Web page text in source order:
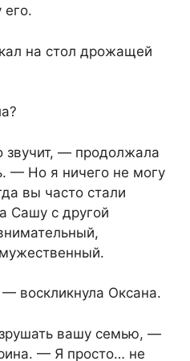
на стол дрожащей
— продолжала
— Но я ничего не могу
вы часто стали
Сашу с другой
воскликнула Оксана.
вашу семью, —
— Я просто… не